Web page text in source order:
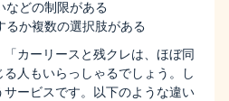
などの制限がある
るか複数の選択肢がある
カーリースと残クレは、ほぼ同
人もいらっしゃるでしょう。し
ービスです。以下のような違い